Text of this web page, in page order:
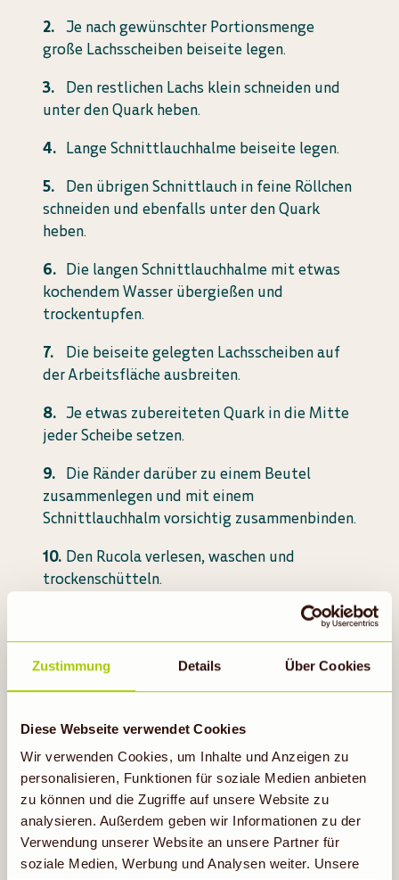
Zustimmung Details Über Cookies
Diese Webseite verwendet Cookies
Wir verwenden Cookies, um Inhalte und Anzeigen zu
personalisieren, Funktionen für soziale Medien anbieten
zu können und die Zugriffe auf unsere Website zu
analysieren. Außerdem geben wir Informationen zu der
Verwendung unserer Website an unsere Partner für
soziale Medien, Werbung und Analysen weiter. Unsere
Je nach gewünschter Portionsmenge
große Lachsscheiben beiseite legen.
Den restlichen Lachs klein schneiden und
unter den Quark heben.
Lange Schnittlauchhalme beiseite legen.
Den übrigen Schnittlauch in feine Röllchen
schneiden und ebenfalls unter den Quark
heben.
Die langen Schnittlauchhalme mit etwas
kochendem Wasser übergießen und
trockentupfen.
Die beiseite gelegten Lachsscheiben auf
der Arbeitsfläche ausbreiten.
Je etwas zubereiteten Quark in die Mitte
jeder Scheibe setzen.
Die Ränder darüber zu einem Beutel
zusammenlegen und mit einem
Schnittlauchhalm vorsichtig zusammenbinden.
Den Rucola verlesen, waschen und
trockenschütteln.
Den Rucola in mundgerechte Stücke
zerpflücken.
Für die Vinaigrette Senf, Obstessig und
Mit den Gewürzen abschmecken und dann
das Öl unterrühren.
Den Rucola auf Tellern anrichten und je 1
Lachsbeutel darauf setzen.
Die Vinaigrette über den Rucola träufeln